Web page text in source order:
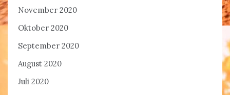
November 2020
Oktober 2020
September 2020
August 2020
Juli 2020